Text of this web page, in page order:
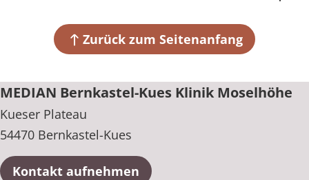
54470 Bernkastel-KuesZurück zum Seitenanfang
MEDIAN Bernkastel-Kues Klinik Moselhöhe
Kueser Plateau
54470 Bernkastel-Kues
Kontakt aufnehmen